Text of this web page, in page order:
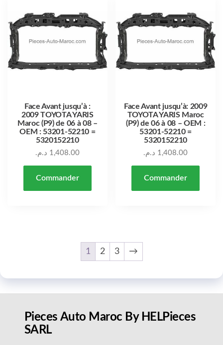
Face Avant jusqu’à :
2009 TOYOTA YARIS
Maroc (P9) de 06 à 08 –
OEM : 53201-52210 =
5320152210
1,408.00 د.م.
Commander
Face Avant jusqu’à: 2009
TOYOTA YARIS Maroc
(P9) de 06 à 08 – OEM :
53201-52210 =
5320152210
1,408.00 د.م.
Commander
1 2 3 →
Pieces Auto Maroc By HELPieces
SARL